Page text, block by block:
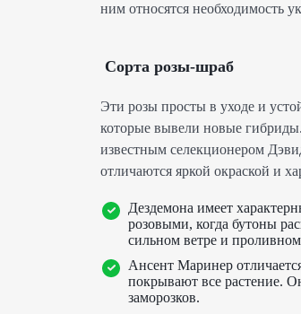
ним относятся необходимость
Сорта розы-шраб
Эти розы просты в уходе и
которые вывели новые
известным селекционером
отличаются яркой окраской и
Дездемона имеет
розовыми, когда бутоны
сильном ветре и
Ансент Маринер
покрывают все растение.
заморозков.